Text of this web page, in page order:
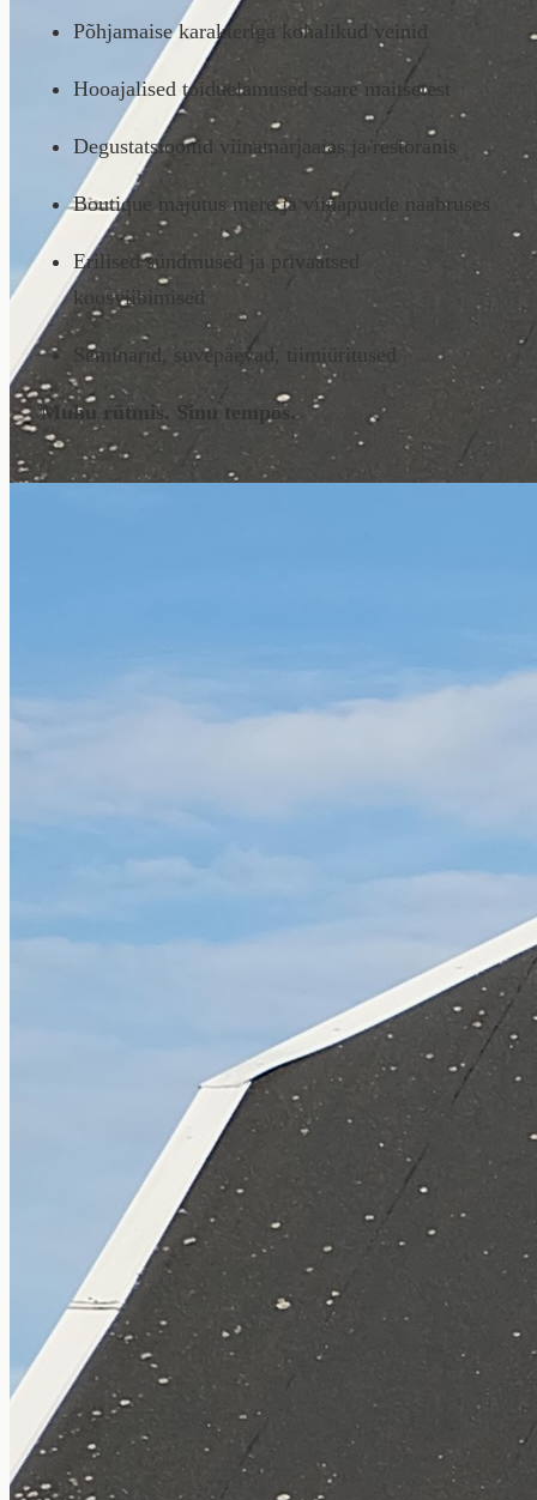
Põhjamaise karakteriga kohalikud veinid
Hooajalised toiduelamused saare maitsetest
Degustatsioonid viinamarjaaias ja restoranis
Boutique majutus mere ja viinapuude naabruses
Erilised sündmused ja privaatsed
koosviibimised
Seminarid, suvepäevad, tiimiüritused
Muhu rütmis. Sinu tempos.